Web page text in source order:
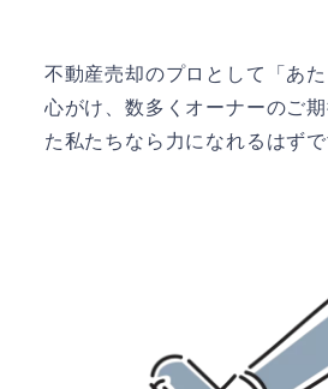
不動産売却のプロとして「あ
心がけ、数多くオーナーのご
た私たちなら力になれるはずで